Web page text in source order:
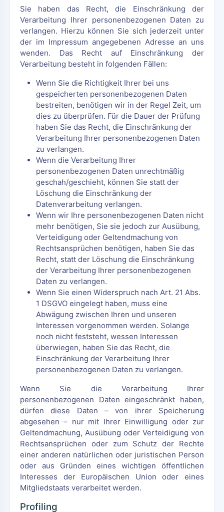
Sie haben das Recht, die Einschränkung der
Verarbeitung Ihrer personenbezogenen Daten zu
verlangen. Hierzu können Sie sich jederzeit unter
der im Impressum angegebenen Adresse an uns
wenden. Das Recht auf Einschränkung der
Verarbeitung besteht in folgenden Fällen:
Wenn Sie die Richtigkeit Ihrer bei uns
gespeicherten personenbezogenen Daten
bestreiten, benötigen wir in der Regel Zeit, um
dies zu überprüfen. Für die Dauer der Prüfung
haben Sie das Recht, die Einschränkung der
Verarbeitung Ihrer personenbezogenen Daten
zu verlangen.
Wenn die Verarbeitung Ihrer
personenbezogenen Daten unrechtmäßig
geschah/geschieht, können Sie statt der
Löschung die Einschränkung der
Datenverarbeitung verlangen.
Wenn wir Ihre personenbezogenen Daten nicht
mehr benötigen, Sie sie jedoch zur Ausübung,
Verteidigung oder Geltendmachung von
Rechtsansprüchen benötigen, haben Sie das
Recht, statt der Löschung die Einschränkung
der Verarbeitung Ihrer personenbezogenen
Daten zu verlangen.
Wenn Sie einen Widerspruch nach Art. 21 Abs.
1 DSGVO eingelegt haben, muss eine
Abwägung zwischen Ihren und unseren
Interessen vorgenommen werden. Solange
noch nicht feststeht, wessen Interessen
überwiegen, haben Sie das Recht, die
Einschränkung der Verarbeitung Ihrer
personenbezogenen Daten zu verlangen.
Wenn Sie die Verarbeitung Ihrer
personenbezogenen Daten eingeschränkt haben,
dürfen diese Daten – von ihrer Speicherung
abgesehen – nur mit Ihrer Einwilligung oder zur
Geltendmachung, Ausübung oder Verteidigung von
Rechtsansprüchen oder zum Schutz der Rechte
einer anderen natürlichen oder juristischen Person
oder aus Gründen eines wichtigen öffentlichen
Interesses der Europäischen Union oder eines
Mitgliedstaats verarbeitet werden.
Profiling